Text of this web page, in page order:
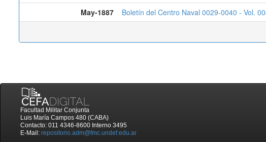
May-1887
Boletín del Centro Naval 0029-0040 - Vol.
Facultad Militar Conjunta
Luis María Campos 480 (CABA)
Contacto: 011 4346-8600 Interno 3495
E-Mail: repositorio.adm@fmc.undef.edu.ar